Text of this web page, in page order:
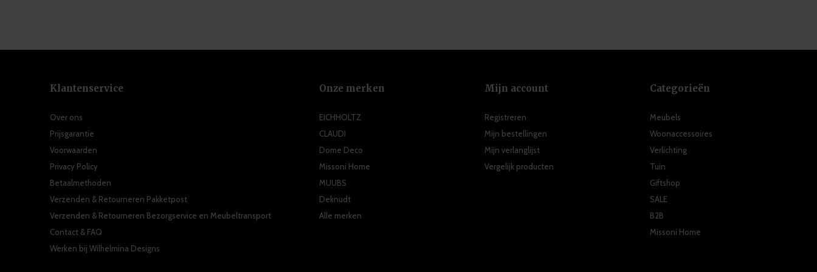
Klantenservice
Over ons
Prijsgarantie
Voorwaarden
Privacy Policy
Betaalmethoden
Verzenden & Retourneren Pakketpost
Verzenden & Retourneren Bezorgservice en Meubeltransport
Contact & FAQ
Werken bij Wilhelmina Designs
Onze merken
EICHHOLTZ
CLAUDI
Dome Deco
Missoni Home
MUUBS
Deknudt
Alle merken
Mijn account
Registreren
Mijn bestellingen
Mijn verlanglijst
Vergelijk producten
Categorieën
Meubels
Woonaccessoires
Verlichting
Tuin
Giftshop
SALE
B2B
Missoni Home